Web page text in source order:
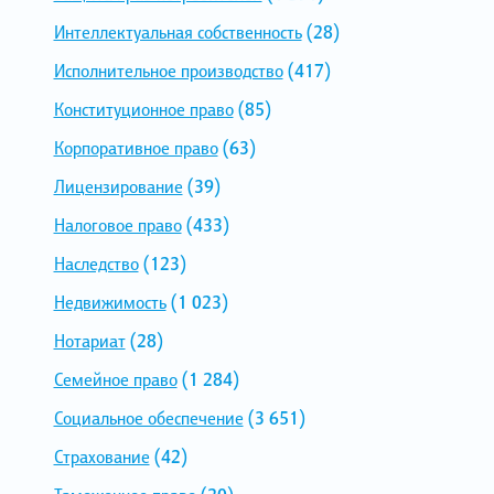
Интеллектуальная собственность(28)
Исполнительное производство(417)
Конституционное право(85)
Корпоративное право(63)
Лицензирование (39)
Налоговое право(433)
Наследство(123)
Недвижимость(1 023)
Нотариат(28)
Семейное право(1 284)
Социальное обеспечение (3 651)
Страхование (42)